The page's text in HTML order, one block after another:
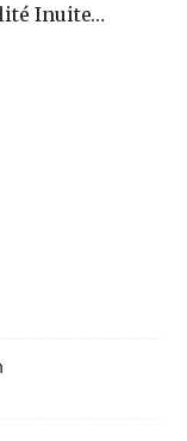
Inuite…